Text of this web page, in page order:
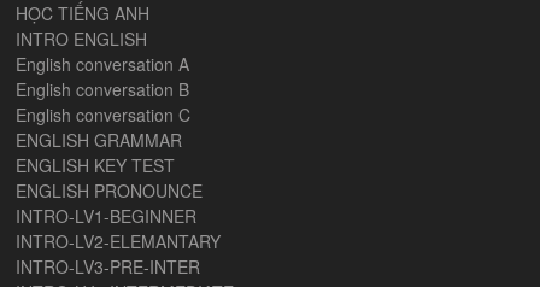
HỌC TIẾNG ANH
INTRO ENGLISH
English conversation A
English conversation B
English conversation C
ENGLISH GRAMMAR
ENGLISH KEY TEST
ENGLISH PRONOUNCE
INTRO-LV1-BEGINNER
INTRO-LV2-ELEMANTARY
INTRO-LV3-PRE-INTER